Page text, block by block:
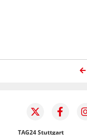
TAG24 Stuttgart